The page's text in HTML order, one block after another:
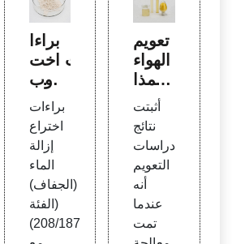
براءا
ت اخت
راع وب
راءات
اخترا
ع إزال
ة الما
ء (الج
فاف)
براءات
اختراع
إزالة
الماء
(الجفاف)
(الفئة
208/187)
تعويم
الهواء
المذا
ب لج
زيئات
الزرني
خ الم
متزة
أثبتت
نتائج
دراسات
التعويم
أنه
عندما
تمت